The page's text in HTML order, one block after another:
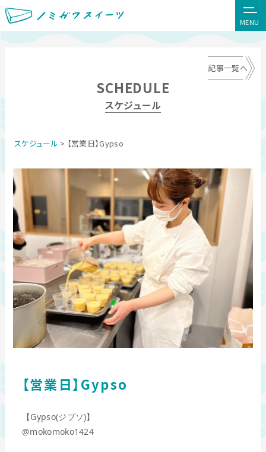
MENU
SCHEDULE
スケジュール
記事一覧へ
スケジュール > 【営業日】Gypso
【営業日】Gypso
【Gypso(ジプソ)】
@mokomoko1424